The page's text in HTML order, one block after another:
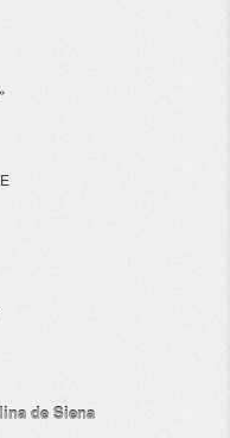
de Siena